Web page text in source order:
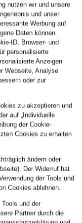
+Aktionsrabatt
PETER KAISER
Pumps MODENA
89,99 €
Bestpreis:144,50 €
nutzen wir und unsere
und unser
Werbung auf
Daten können
ID, Browser- und
personalisierte
Anzeigen
Webseite, Analyse
oder zur
zu akzeptieren und
auf „Individuelle
der Cookie-
Cookies zu erhalten
ändern oder
Der Widerruf hat
der Tools und
Cookies ablehnen.
und der
Partner durch die